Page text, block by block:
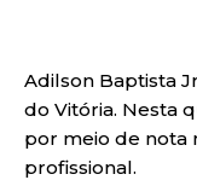
Adilson Baptista
do Vitória. Nesta
por meio de nota
profissional.